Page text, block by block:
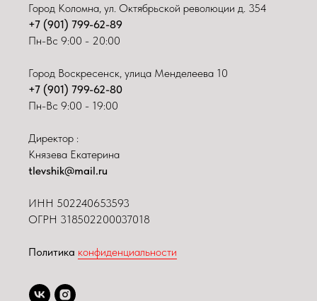
Город Коломна, ул. Октябрьской революции д. 354
+7 (901) 799-62-89
Пн-Вс 9:00 - 20:00
Город Воскресенск, улица Менделеева 10
+7 (901) 799-62-80
Пн-Вс 9:00 - 19:00
Директор :
Князева Екатерина
tlevshik@mail.ru
ИНН 502240653593
ОГРН 318502200037018
Политика конфиденциальности